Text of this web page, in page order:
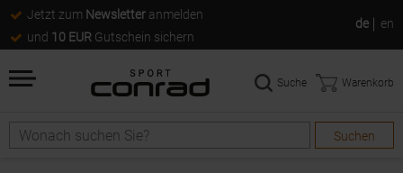
Jetzt zum Newsletter anmelden
und 10 EUR Gutschein sichern
de en
Suche
Suchen
Suche Warenkorb